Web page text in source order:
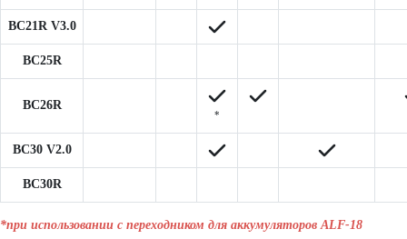
BC21R V3.0
BC25R
BC26R
*
BC30 V2.0
BC30R
*при использовании с переходником для аккумуляторов ALF-18